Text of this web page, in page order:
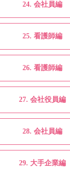
24. 会社員編
25. 看護師編
26. 看護師編
27. 会社役員編
28. 会社員編
29. 大手企業編